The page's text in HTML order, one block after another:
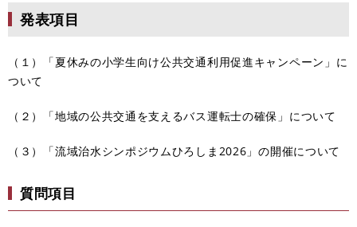
発表項目
（１）「夏休みの小学生向け公共交通利用促進キャンペーン」に
ついて
（２）「地域の公共交通を支えるバス運転士の確保」について
（３）「流域治水シンポジウムひろしま2026」の開催について
質問項目